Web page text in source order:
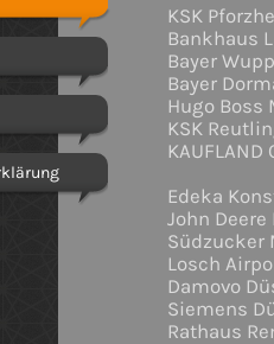
Bankhaus
Bayer
Bayer
Hugo Boss
KSK
KAUFLAND
John
Südzucker
Losch
Damovo
Siemens
Rathaus